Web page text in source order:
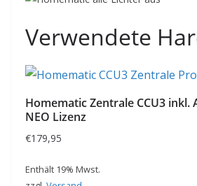
Verwendete
Homematic Zentrale CCU3 inkl.
NEO Lizenz
€179,95
Enthält 19% Mwst.